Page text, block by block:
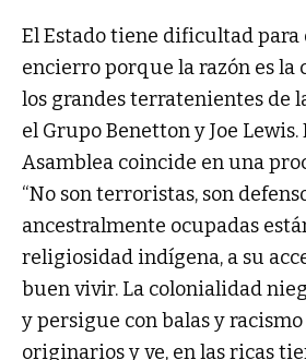
El Estado tiene dificultad para
encierro porque la razón es la
los grandes terratenientes de
el Grupo Benetton y Joe Lewis.
Asamblea coincide en una
“No son terroristas, son
ancestralmente ocupadas
religiosidad indígena, a su
buen vivir. La colonialidad
y persigue con balas y
originarios y ve, en las ricas